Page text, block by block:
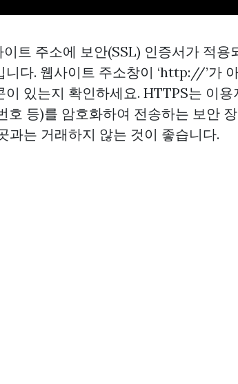
트 주소에 보안(SSL) 인증서가 적
니다. 웹사이트 주소창이 ‘http://’가
이 있는지 확인하세요. HTTPS는 이
호 등)를 암호화하여 전송하는 보안
과는 거래하지 않는 것이 좋습니다.